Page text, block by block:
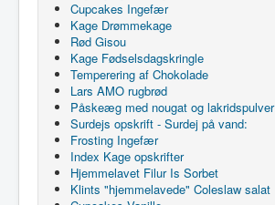
Cupcakes Ingefær
Kage Drømmekage
Rød Gisou
Kage Fødselsdagskringle
Temperering af Chokolade
Lars AMO rugbrød
Påskeæg med nougat og lakridspulver
Surdejs opskrift - Surdej på vand:
Frosting Ingefær
Index Kage opskrifter
Hjemmelavet Filur Is Sorbet
Klints "hjemmelavede" Coleslaw salat